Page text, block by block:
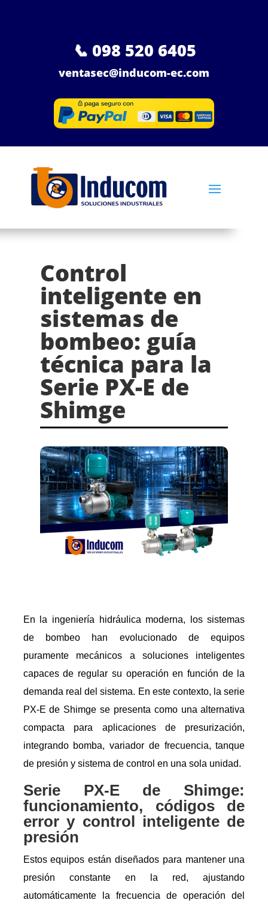
📞 098 520 6405
ventasec@inducom-ec.com
Control
inteligente en
sistemas de
bombeo: guía
técnica para la
Serie PX-E de
Shimge
En la ingeniería hidráulica moderna, los sistemas
de bombeo han evolucionado de equipos
puramente mecánicos a soluciones inteligentes
capaces de regular su operación en función de la
demanda real del sistema. En este contexto, la serie
PX-E de Shimge se presenta como una alternativa
compacta para aplicaciones de presurización,
integrando bomba, variador de frecuencia, tanque
de presión y sistema de control en una sola unidad.
Serie PX-E de Shimge:
funcionamiento, códigos de
error y control inteligente de
presión
Estos equipos están diseñados para mantener una
presión constante en la red, ajustando
automáticamente la frecuencia de operación del